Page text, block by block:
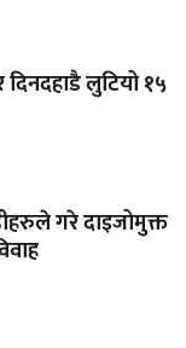
लुटियो १५
गरे दाइजोमुक्त